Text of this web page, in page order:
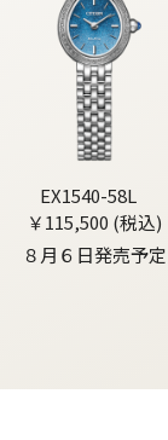
EX1540-58L
￥115,500 (税込)
８月６日発売予定